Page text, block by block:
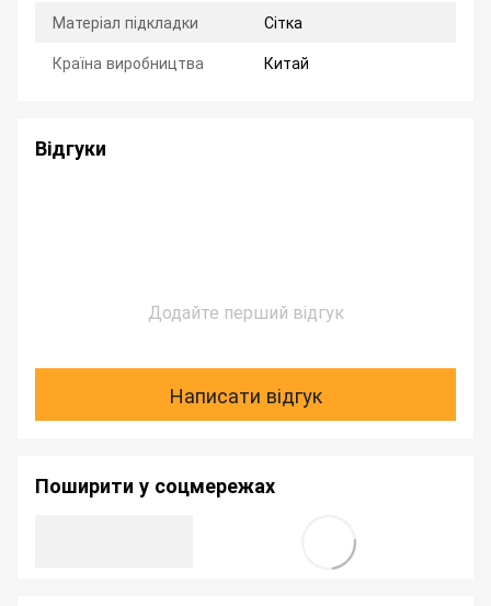
Матеріал підкладки
Сітка
Країна виробництва
Китай
Відгуки
Додайте перший відгук
Написати відгук
Поширити у соцмережах